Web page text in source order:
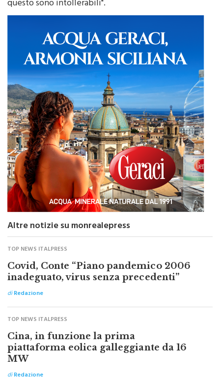
Altre notizie su monrealepress
TOP NEWS ITALPRESS
Covid, Conte “Piano pandemico 2006
inadeguato, virus senza precedenti”
diRedazione
TOP NEWS ITALPRESS
Cina, in funzione la prima
piattaforma eolica galleggiante da 16
MW
diRedazione